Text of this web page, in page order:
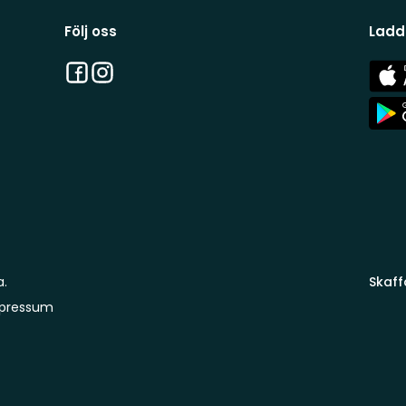
Följ oss
Facebook
Instagram
App
Store
App
Store